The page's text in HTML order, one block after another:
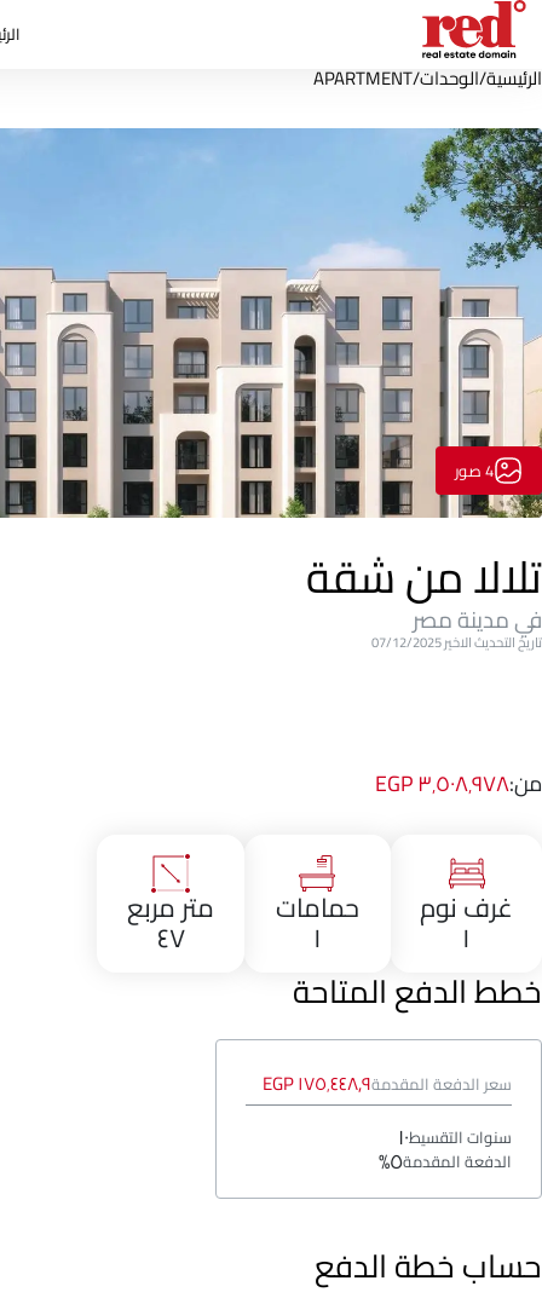
الرئيسية/الوحدات/
APARTMENT
4 صور
تلالا من شقة
في مدينة مصر
تاريخ التحديث الاخير 07/12/2025
من:٣٬٥٠٨٬٩٧٨ EGP
غرف نوم
١
حمامات
١
متر مربع
٤٧
خطط الدفع المتاحة
سعر الدفعة المقدمة١٧٥٬٤٤٨٫٩ EGP
سنوات التقسيط١٠
الدفعة المقدمة٥%
حساب خطة الدفع